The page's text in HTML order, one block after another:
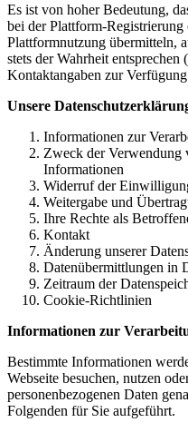
Es ist von hoher Bedeutung,
bei der Plattform-Registrierung
Plattformnutzung übermitteln,
stets der Wahrheit entsprechen
Kontaktangaben zur
Unsere
Informationen zur
Zweck der Verwendung
Informationen
Widerruf der
Weitergabe und
Ihre Rechte als
Kontakt
Änderung unserer
Datenübermittlungen in
Zeitraum der
Cookie-Richtlinien
Informationen zur
Bestimmte Informationen
Webseite besuchen, nutzen
personenbezogenen Daten
Folgenden für Sie aufgeführt.